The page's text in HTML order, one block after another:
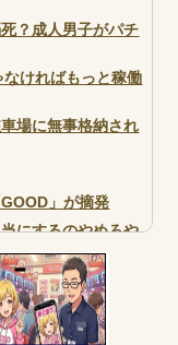
？成人男子がパチ
ければもっと稼働
場に無事格納され
」が摘発
にするのやめろや
ードを握り潰し
の人生どれくらい